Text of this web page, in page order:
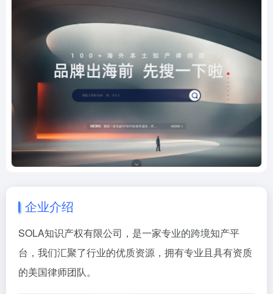
企业介绍
SOLA知识产权有限公司，是一家专业的跨境知产平
台，我们汇聚了行业的优质资源，拥有专业且具有资质
的美国律师团队。